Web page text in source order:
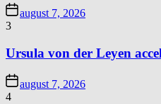
august 7, 2026
3
Ursula von der Leyen
august 7, 2026
4